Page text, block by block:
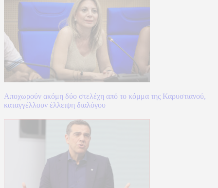
Αποχωρούν ακόμη δύο στελέχη από το κόμμα της Καρυστιανού,
καταγγέλλουν έλλειψη διαλόγου